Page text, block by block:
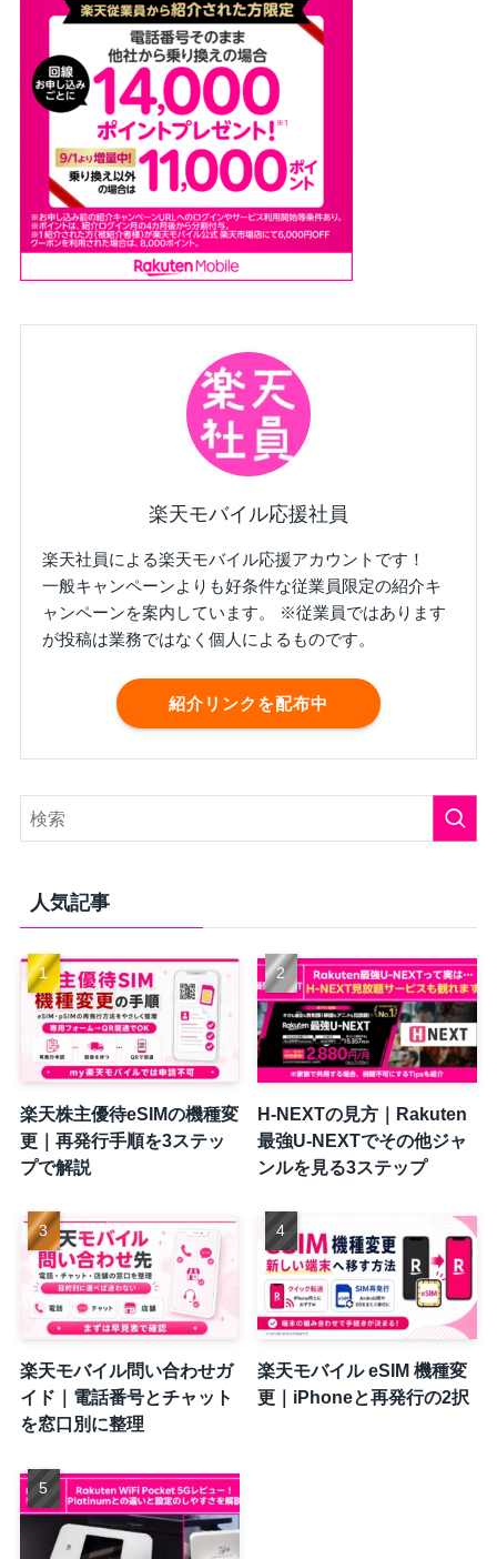
楽天モバイル応援社員
楽天社員による楽天モバイル応援アカウントです！
一般キャンペーンよりも好条件な従業員限定の紹介キ
ャンペーンを案内しています。 ※従業員ではあります
が投稿は業務ではなく個人によるものです。
紹介リンクを配布中
人気記事
楽天株主優待eSIMの機種変
更｜再発行手順を3ステッ
プで解説
H-NEXTの見方｜Rakuten
最強U-NEXTでその他ジャ
ンルを見る3ステップ
楽天モバイル問い合わせガ
イド｜電話番号とチャット
を窓口別に整理
楽天モバイル eSIM 機種変
更｜iPhoneと再発行の2択